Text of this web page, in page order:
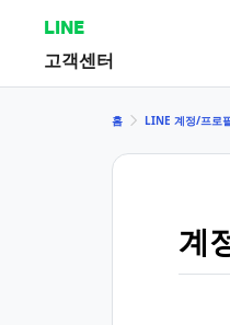
LINE
고객센터
홈 LINE 계정/프로
계